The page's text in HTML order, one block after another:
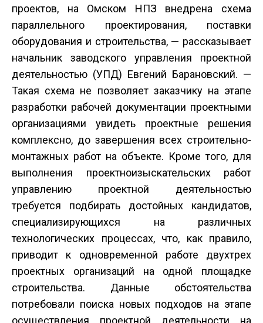
проектов, на Омском НПЗ внедрена схема
параллельного проектирования, поставки
оборудования и строительства, — рассказывает
начальник заводского управления проектной
деятельностью (УПД) Евгений Барановский. —
Такая схема не позволяет заказчику на этапе
разработки рабочей документации проектными
организациями увидеть проектные решения
комплексно, до завершения всех строительно­
монтажных работ на объекте. Кроме того, для
выполнения проектно­изыскательских работ
управлению проектной деятельностью
требуется подбирать достойных кандидатов,
специализирующихся на различных
технологических процессах, что, как правило,
приводит к одновременной работе двух­трех
проектных организаций на одной площадке
строительства. Данные обстоятельства
потребовали поиска новых подходов на этапе
осуществления проектной деятельности на